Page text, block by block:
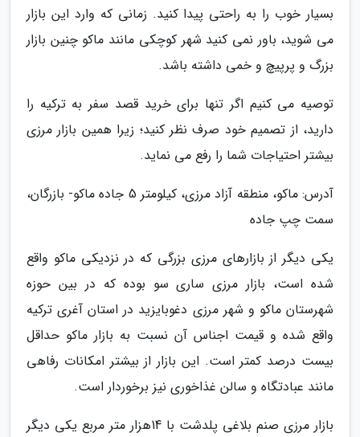
بسیار خوب را به راحتی پیدا کنید. زمانی که وارد این بازار
می شوید، باور نمی کنید شهر کوچکی مانند ماکو چنین بازار
بزرگ و پرپیچ و خمی داشته باشد.
توصیه می کنیم اگر تنها برای خرید قصد سفر به ترکیه را
دارید، از تصمیم خود صرف نظر کنید؛ زیرا همین بازار مرزی
بیشتر احتیاجات شما را رفع می نماید.
آدرس: ماکو، منطقه آزاد مرزی، کیلومتر 5 جاده ماکو- بازرگان،
سمت چپ جاده
یکی دیگر از بازارهای مرزی بزرگی که در نزدیکی ماکو واقع
شده است، بازار مرزی ساری سو بوده که در بین حوزه
شهرستان ماکو و شهر مرزی دغوبایزید در استان آغری ترکیه
واقع شده و قیمت اجناس آن نسبت به بازار ماکو حداقل
بیست درصد کمتر است. این بازار از بیشتر امکانات رفاهی
مانند عبادتگاه و سالن غذاخوری نیز برخوردار است.
بازار مرزی صنم بلاغی پلدشت با 14هزار متر مربع یکی دیگر